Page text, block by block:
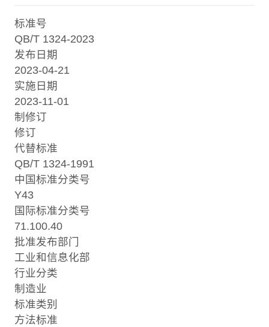
标准号
QB/T 1324-2023
发布日期
2023-04-21
实施日期
2023-11-01
制修订
修订
代替标准
QB/T 1324-1991
中国标准分类号
Y43
国际标准分类号
71.100.40
批准发布部门
工业和信息化部
行业分类
制造业
标准类别
方法标准